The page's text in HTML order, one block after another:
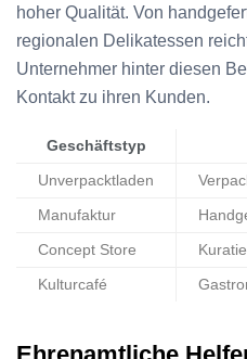
hoher Qualität. Von
regionalen Delikatessen
Unternehmer hinter diesen
Kontakt zu ihren Kunden.
Geschäftstyp
Unverpacktladen
Manufaktur
Concept Store
Kulturcafé